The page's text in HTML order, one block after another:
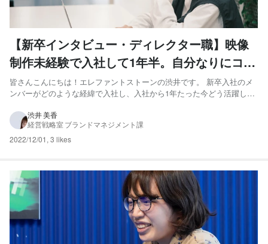
【新卒インタビュー・ディレクター職】映像
制作未経験で入社して1年半。自分なりにコツ
コツ積み重ねた結果、成長がついてきた。
皆さんこんにちは！エレファントストーンの渋井です。 新卒入社のメ
ンバーがどのような経緯で入社し、入社から1年たった今どう活躍して
月に入社した『ディレクターの小笠原亮さん』にお話を伺いました！
【ディレクター/小笠原 亮 プロフィール】 1998...
渋井 美香
経営戦略室 ブランドマネジメント課
2022/12/01 , 3 likes